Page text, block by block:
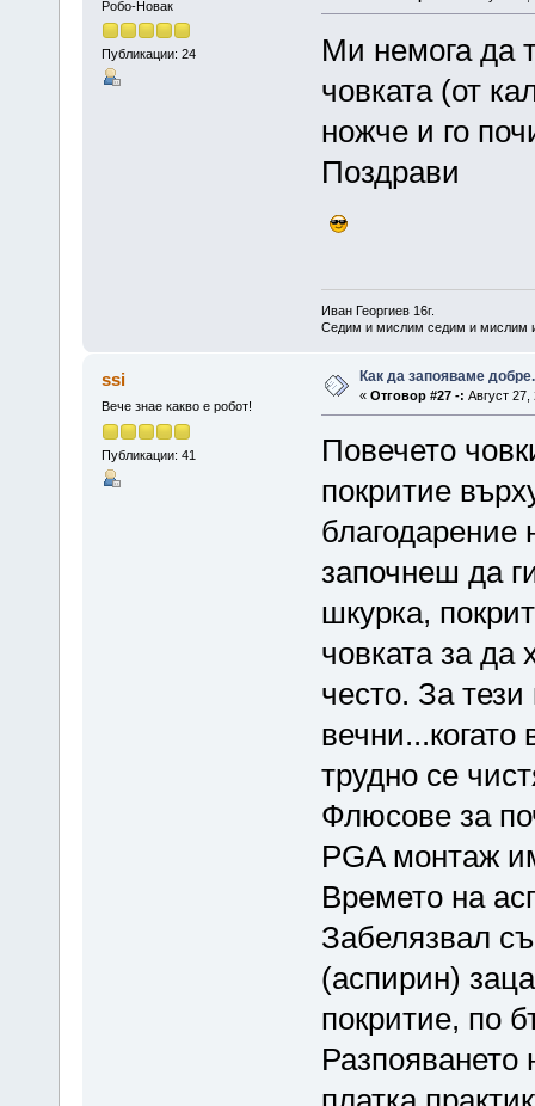
Робо-Новак
Публикации: 24
Ми немога да
човката (от
ножче и го
Поздрави
Иван Георгиев 16г.
Седим и мислим седим и мислим
ssi
Вече знае какво е робот!
Публикации: 41
Как да запояваме добре.
« Отговор #27 -: Август
Повечето
покритие
благодарение
започнеш да
шкурка,
човката за да
често. За
трудно се
Флюсове за
PGA монтаж
Времето на
Забелязвал
(аспирин)
покритие, по
Разпояването